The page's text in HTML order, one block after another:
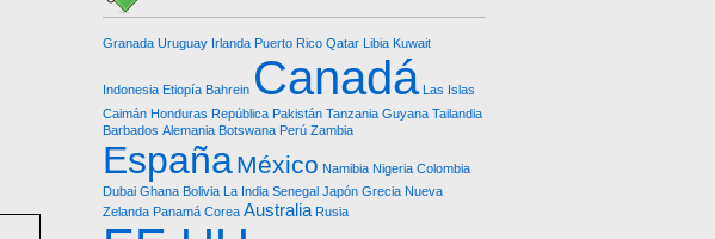
Granada Uruguay Irlanda Puerto Rico Qatar Libia Kuwait
Indonesia Etiopía Bahrein Canadá Las Islas
Caimán Honduras República Pakistán Tanzania Guyana Tailandia
Barbados Alemania Botswana Perú Zambia
EspañaMéxico Namibia Nigeria Colombia
Dubai Ghana Bolivia La India Senegal Japón Grecia Nueva
Zelanda Panamá Corea Australia Rusia